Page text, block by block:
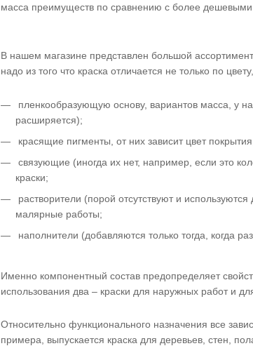
масса преимуществ по сравнению с более дешевыми
В нашем магазине представлен большой
надо из того что краска отличается не только по
пленкообразующую основу, вариантов масса, у
расширяется);
красящие пигменты, от них зависит цвет
связующие (иногда их нет, например, если это
краски;
растворители (порой отсутствуют и
малярные работы;
наполнители (добавляются только тогда, когда
Именно компонентный состав предопределяет
использования два – краски для наружных работ и
Относительно функционального назначения все
примера, выпускается краска для деревьев, стен,